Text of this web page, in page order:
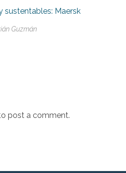
sustentables: Maersk
Guzmán
post a comment.